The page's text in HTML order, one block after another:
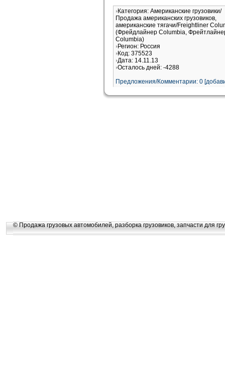
Категория: Американские грузовики/
Продажа американских грузовиков,
американские тягачи/Freightliner
(Фрейдлайнер Columbia,
Columbia)
Регион: Россия
Код: 375523
Дата: 14.11.13
Осталось дней: -4288
Предложения/Комментарии: 0
© Продажа грузовых автомобилей, разборка грузовиков, запчасти для